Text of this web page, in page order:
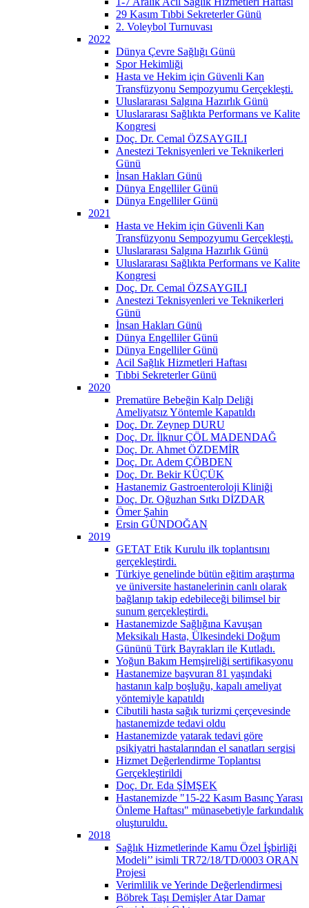
29 Kasım Tıbbi Sekreterler Günü
2. Voleybol Turnuvası
2022
Dünya Çevre Sağlığı Günü
Spor Hekimliği
Hasta ve Hekim için Güvenli Kan
Transfüzyonu Sempozyumu Gerçekleşti.
Uluslararası Salgına Hazırlık Günü
Uluslararası Sağlıkta Performans ve Kalite
Kongresi
Doç. Dr. Cemal ÖZSAYGILI
Anestezi Teknisyenleri ve Teknikerleri
Günü
İnsan Hakları Günü
Dünya Engelliler Günü
Dünya Engelliler Günü
2021
Hasta ve Hekim için Güvenli Kan
Transfüzyonu Sempozyumu Gerçekleşti.
Uluslararası Salgına Hazırlık Günü
Uluslararası Sağlıkta Performans ve Kalite
Kongresi
Doç. Dr. Cemal ÖZSAYGILI
Anestezi Teknisyenleri ve Teknikerleri
Günü
İnsan Hakları Günü
Dünya Engelliler Günü
Dünya Engelliler Günü
Acil Sağlık Hizmetleri Haftası
Tıbbi Sekreterler Günü
2020
Prematüre Bebeğin Kalp Deliği
Ameliyatsız Yöntemle Kapatıldı
Doç. Dr. Zeynep DURU
Doç. Dr. İlknur ÇÖL MADENDAĞ
Doç. Dr. Ahmet ÖZDEMİR
Doç. Dr. Adem ÇÖBDEN
Doç. Dr. Bekir KÜÇÜK
Hastanemiz Gastroenteroloji Kliniği
Doç. Dr. Oğuzhan Sıtkı DİZDAR
Ömer Şahin
Ersin GÜNDOĞAN
2019
GETAT Etik Kurulu ilk toplantısını
gerçekleştirdi.
Türkiye genelinde bütün eğitim araştırma
ve üniversite hastanelerinin canlı olarak
bağlanıp takip edebileceği bilimsel bir
sunum gerçekleştirdi.
Hastanemizde Sağlığına Kavuşan
Meksikalı Hasta, Ülkesindeki Doğum
Gününü Türk Bayrakları ile Kutladı.
Yoğun Bakım Hemşireliği sertifikasyonu
Hastanemize başvuran 81 yaşındaki
hastanın kalp boşluğu, kapalı ameliyat
yöntemiyle kapatıldı
Cibutili hasta sağık turizmi çerçevesinde
hastanemizde tedavi oldu
Hastanemizde yatarak tedavi göre
psikiyatri hastalarından el sanatları sergisi
Hizmet Değerlendirme Toplantısı
Gerçekleştirildi
Doç. Dr. Eda ŞİMŞEK
Hastanemizde "15-22 Kasım Basınç Yarası
Önleme Haftası" münasebetiyle farkındalık
oluşturuldu.
2018
Sağlık Hizmetlerinde Kamu Özel İşbirliği
Modeli’’ isimli TR72/18/TD/0003 ORAN
Projesi
Verimlilik ve Yerinde Değerlendirmesi
Böbrek Taşı Demişler Atar Damar